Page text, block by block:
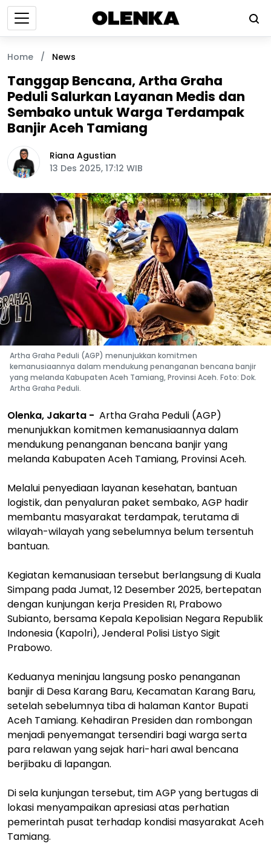
Home / News
Tanggap Bencana, Artha Graha
Peduli Salurkan Layanan Medis dan
Sembako untuk Warga Terdampak
Banjir Aceh Tamiang
Riana Agustian
13 Des 2025, 17:12 WIB
Artha Graha Peduli (AGP) menunjukkan komitmen
kemanusiaannya dalam mendukung penanganan bencana banjir
yang melanda Kabupaten Aceh Tamiang, Provinsi Aceh. Foto: Dok.
Artha Graha Peduli.
Olenka, Jakarta - Artha Graha Peduli (AGP)
menunjukkan komitmen kemanusiaannya dalam
mendukung penanganan bencana banjir yang
melanda Kabupaten Aceh Tamiang, Provinsi Aceh.
Melalui penyediaan layanan kesehatan, bantuan
logistik, dan penyaluran paket sembako, AGP hadir
membantu masyarakat terdampak, terutama di
wilayah-wilayah yang sebelumnya belum tersentuh
bantuan.
Kegiatan kemanusiaan tersebut berlangsung di Kuala
Simpang pada Jumat, 12 Desember 2025, bertepatan
dengan kunjungan kerja Presiden RI, Prabowo
Subianto, bersama Kepala Kepolisian Negara Republik
Indonesia (Kapolri), Jenderal Polisi Listyo Sigit
Prabowo.
Keduanya meninjau langsung posko penanganan
banjir di Desa Karang Baru, Kecamatan Karang Baru,
setelah sebelumnya tiba di halaman Kantor Bupati
Aceh Tamiang. Kehadiran Presiden dan rombongan
menjadi penyemangat tersendiri bagi warga serta
para relawan yang sejak hari-hari awal bencana
berjibaku di lapangan.
Di sela kunjungan tersebut, tim AGP yang bertugas di
lokasi menyampaikan apresiasi atas perhatian
pemerintah pusat terhadap kondisi masyarakat Aceh
Tamiang.